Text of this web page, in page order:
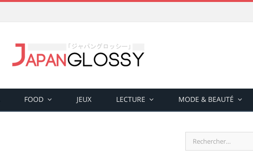
FOOD JEUX LECTURE MODE & BEAUTÉ